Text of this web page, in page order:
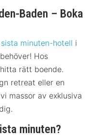
Baden – Boka
sista minuten-hotell i
Hos
rätt boende.
retreat eller en
massor av exklusiva
minuten?